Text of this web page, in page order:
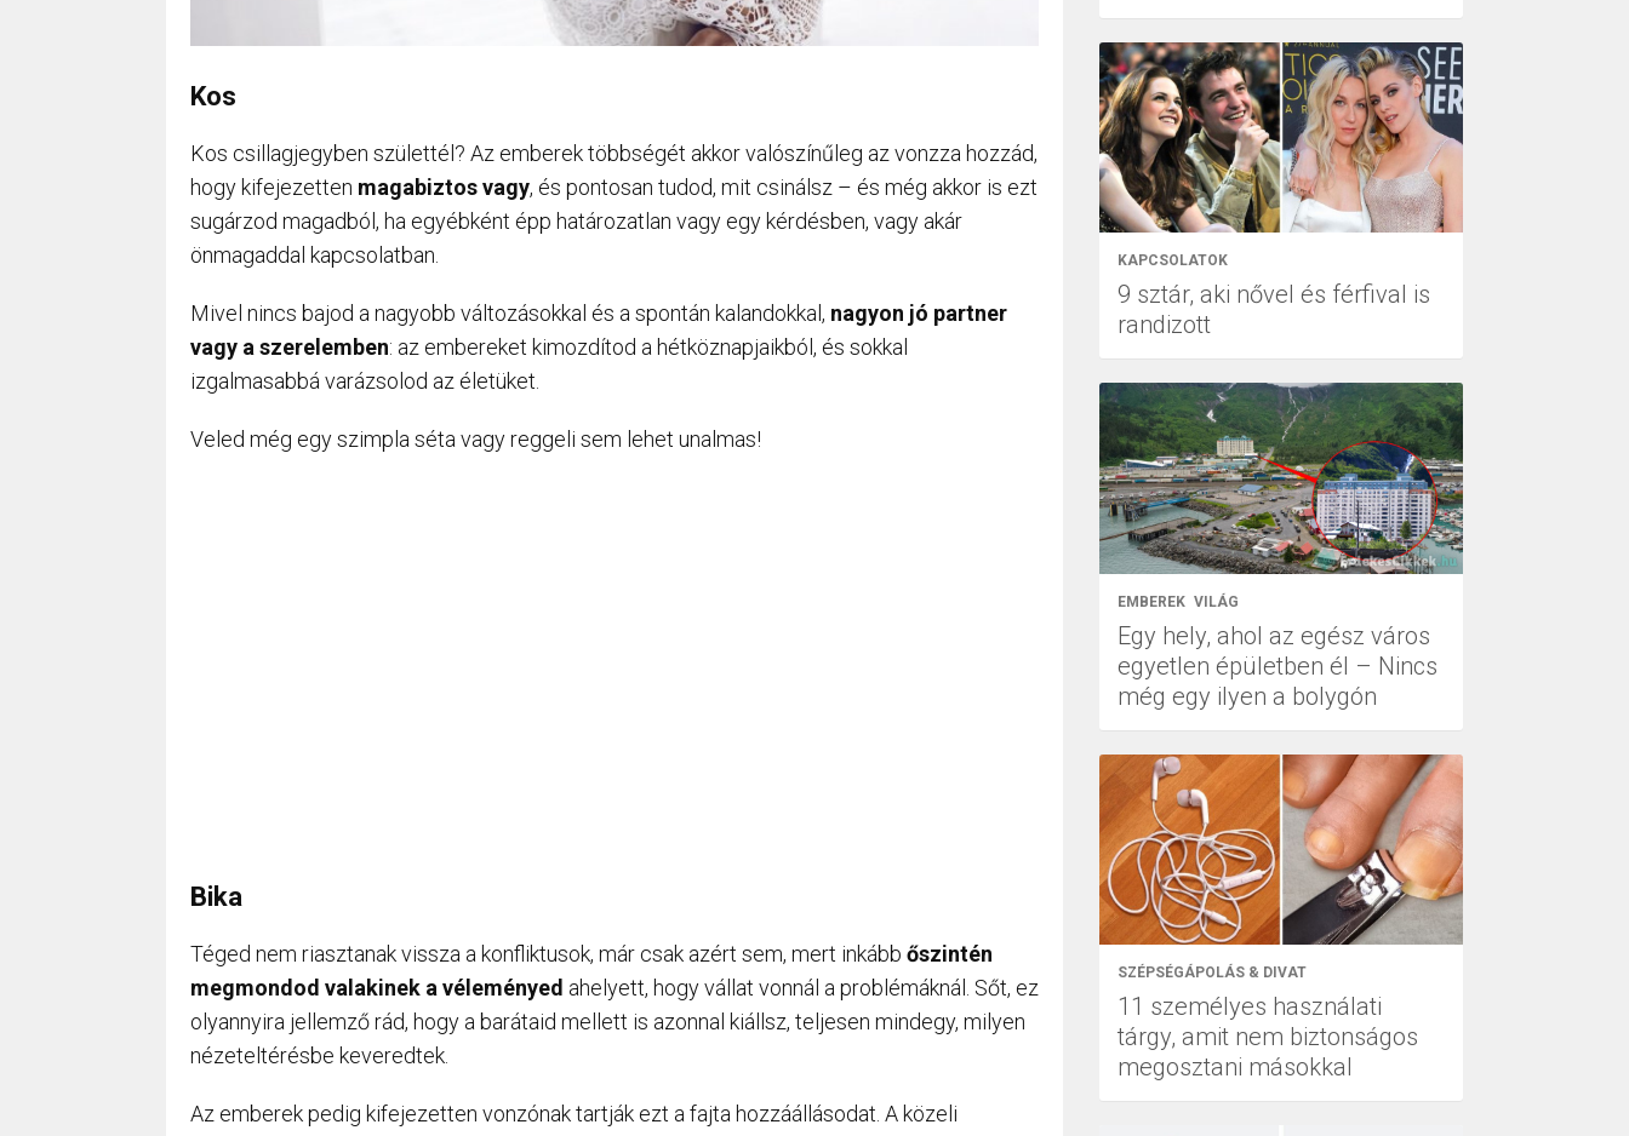
Kos
Kos csillagjegyben születtél? Az emberek többségét akkor valószínűleg az vonzza hozzád,
hogy kifejezetten magabiztos vagy, és pontosan tudod, mit csinálsz – és még akkor is ezt
sugárzod magadból, ha egyébként épp határozatlan vagy egy kérdésben, vagy akár
önmagaddal kapcsolatban.
Mivel nincs bajod a nagyobb változásokkal és a spontán kalandokkal, nagyon jó partner
vagy a szerelemben: az embereket kimozdítod a hétköznapjaikból, és sokkal
izgalmasabbá varázsolod az életüket.
Veled még egy szimpla séta vagy reggeli sem lehet unalmas!
Bika
Téged nem riasztanak vissza a konfliktusok, már csak azért sem, mert inkább őszintén
megmondod valakinek a véleményed ahelyett, hogy vállat vonnál a problémáknál. Sőt, ez
olyannyira jellemző rád, hogy a barátaid mellett is azonnal kiállsz, teljesen mindegy, milyen
nézeteltérésbe keveredtek.
Az emberek pedig kifejezetten vonzónak tartják ezt a fajta hozzáállásodat. A közeli
KAPCSOLATOK
9 sztár, aki nővel és férfival is
randizott
EMBEREK VILÁG
Egy hely, ahol az egész város
egyetlen épületben él – Nincs
még egy ilyen a bolygón
SZÉPSÉGÁPOLÁS & DIVAT
11 személyes használati
tárgy, amit nem biztonságos
megosztani másokkal